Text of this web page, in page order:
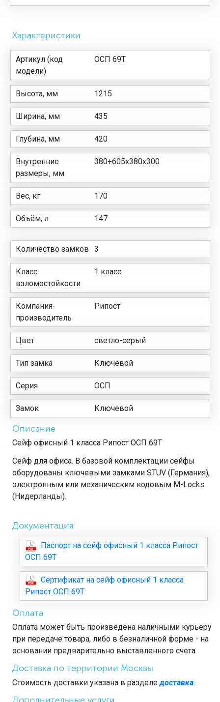
Характеристики
Артикул (код
модели)
ОСП 69Т
Высота, мм 1215
Ширина, мм 435
Глубина, мм 420
Внутренние
размеры, мм
380+605x380x300
Вес, кг 170
Объём, л 147
Количество замков 3
Класс
взломостойкости
1 класс
Компания-
производитель
Рипост
Цвет светло-серый
Тип замка Ключевой
Серия ОСП
Замок Ключевой
Описание
Сейф офисный 1 класса Рипост ОСП 69Т
Сейф для офиса. В базовой комплектации сейфы
оборудованы ключевыми замками STUV (Германия),
электронным или механическим кодовым M-Locks
(Нидерланды).
Документация
Паспорт на сейф офисный 1 класса Рипост
ОСП 69Т
Сертификат на сейф офисный 1 класса
Рипост ОСП 69Т
Оплата
Оплата может быть произведена наличными курьеру
при передаче товара, либо в безналичной форме - на
основании предварительно выставленного счета.
Доставка по территории Москвы
Стоимость доставки указана в разделедоставка.
Дополнительные услуги